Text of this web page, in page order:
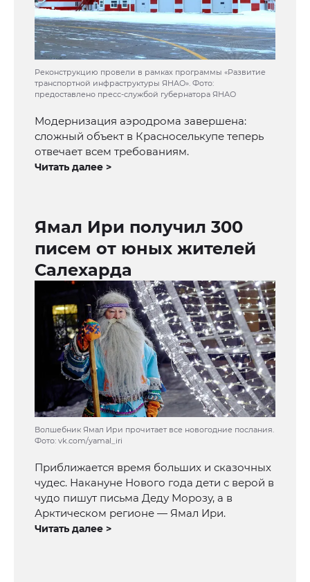
Реконструкцию провели в рамках программы «Развитие
транспортной инфраструктуры ЯНАО». Фото:
предоставлено пресс-службой губернатора ЯНАО
Модернизация аэродрома завершена:
сложный объект в Красноселькупе теперь
отвечает всем требованиям.
Читать далее >
Ямал Ири получил 300
писем от юных жителей
Салехарда
Волшебник Ямал Ири прочитает все новогодние послания.
Фото: vk.com/yamal_iri
Приближается время больших и сказочных
чудес. Накануне Нового года дети с верой в
чудо пишут письма Деду Морозу, а в
Арктическом регионе — Ямал Ири.
Читать далее >